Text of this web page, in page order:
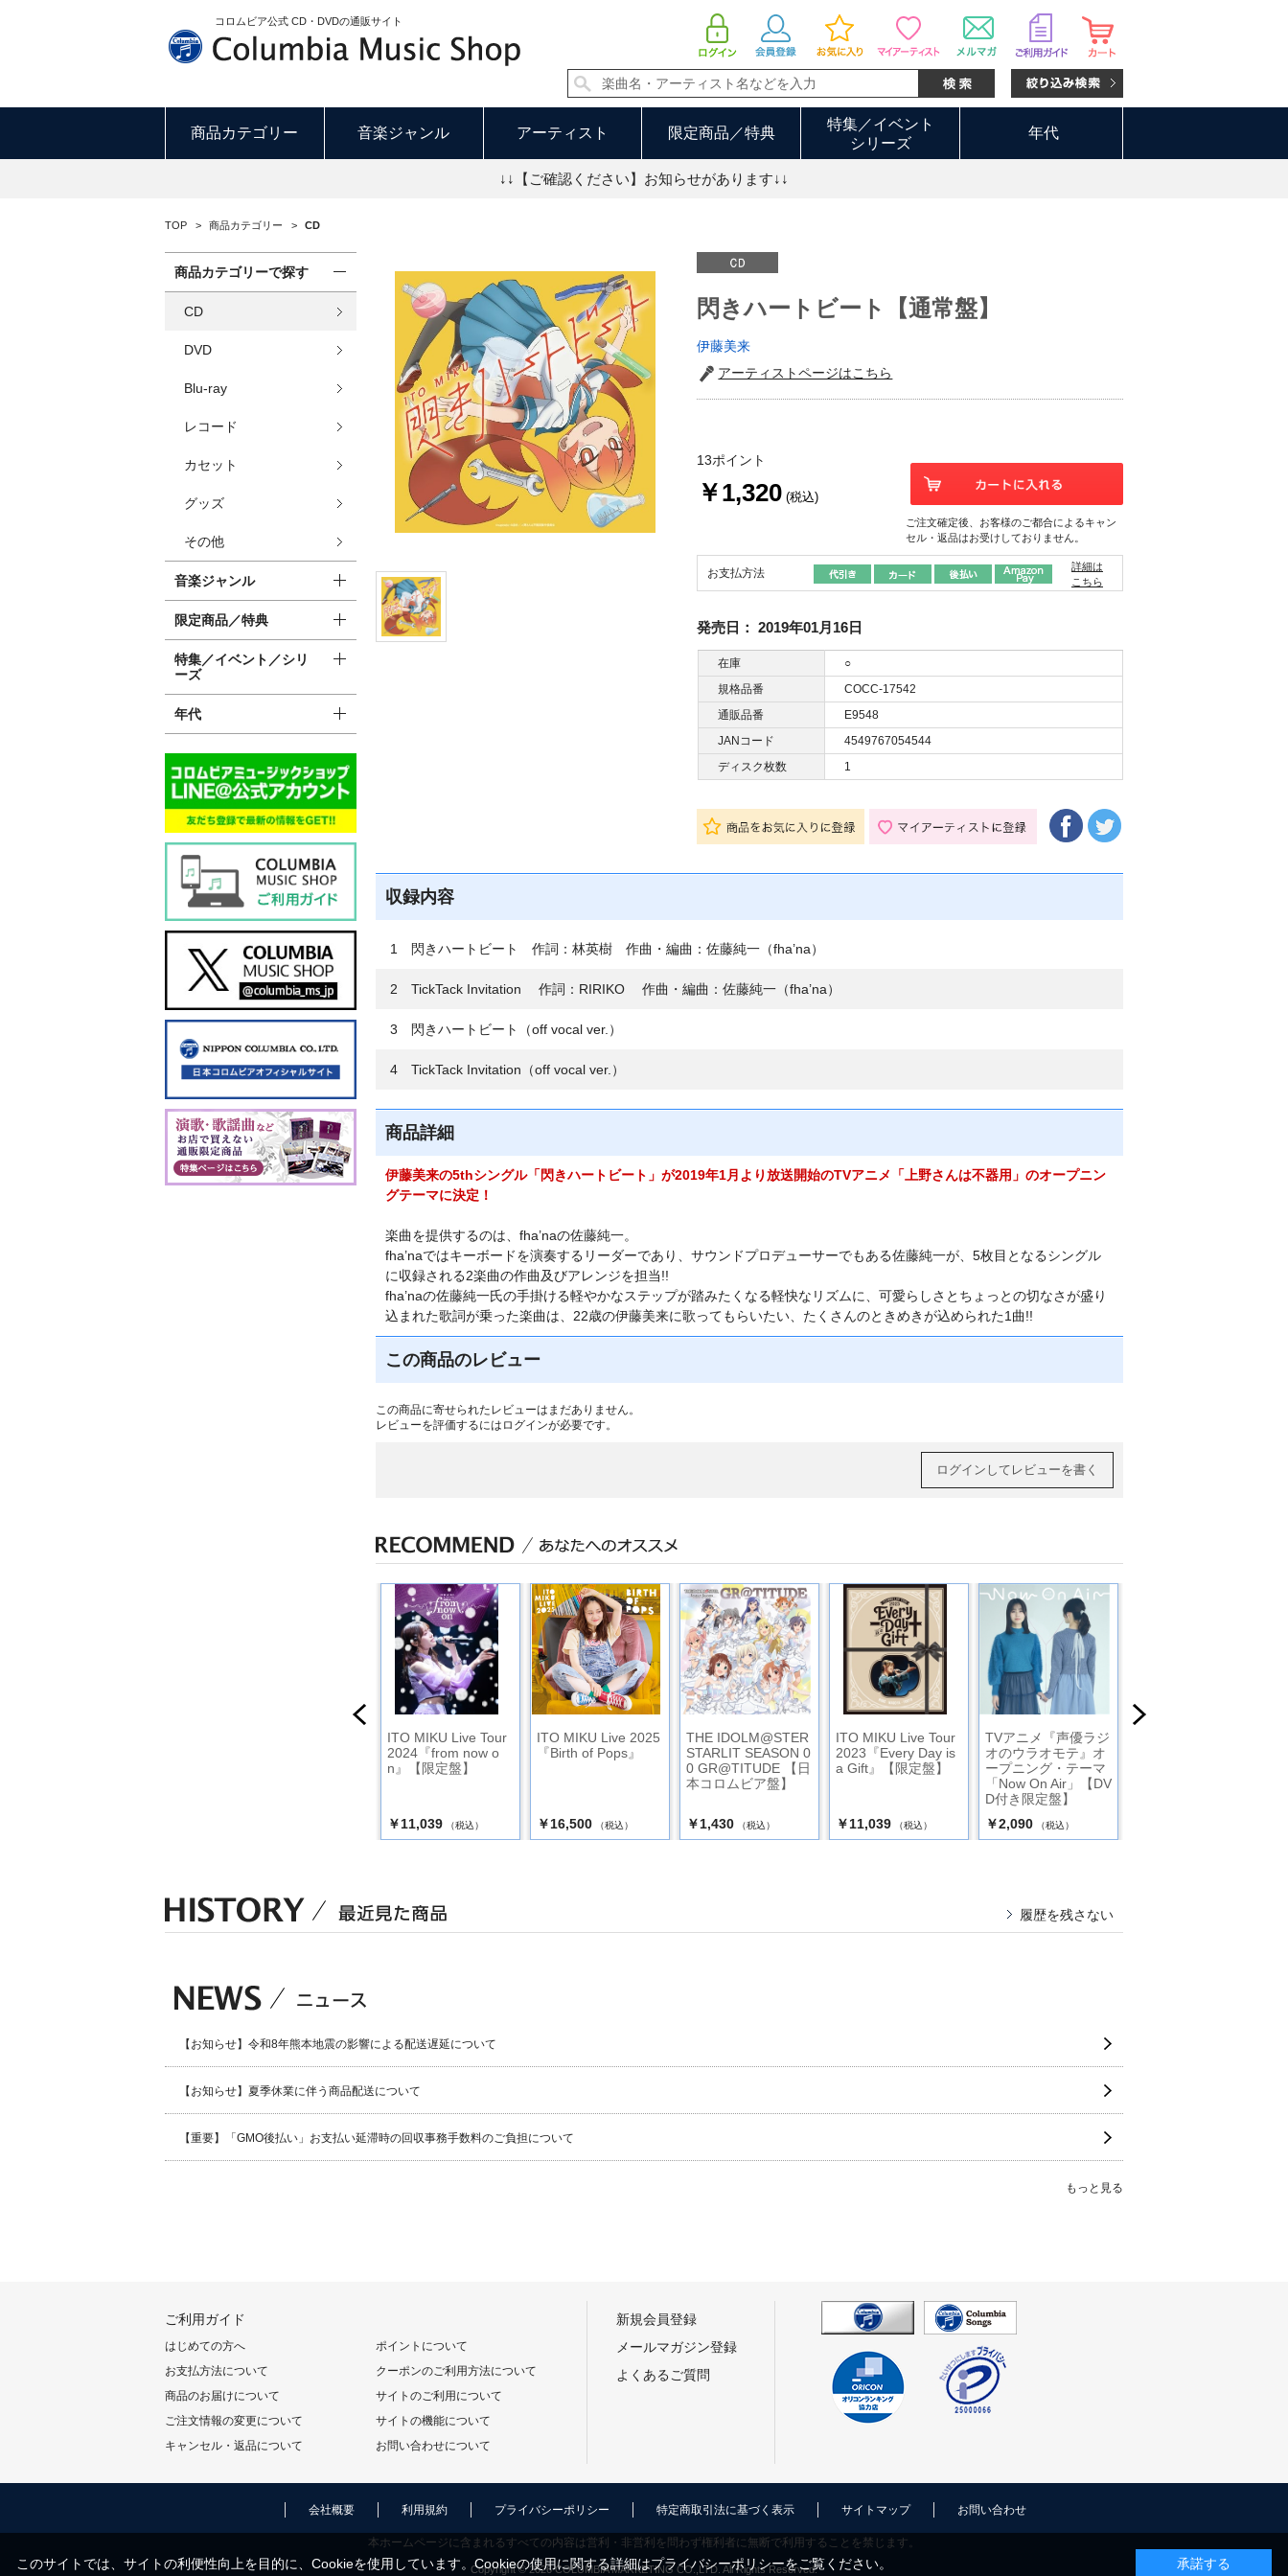
コロムビア公式 CD・DVDの通販サイト
商品カテゴリー 音楽ジャンル アーティスト 限定商品／特典
特集／イベント
シリーズ
年代
↓↓【ご確認ください】お知らせがあります↓↓
TOP > 商品カテゴリー > CD
閃きハートビート【通常盤】
伊藤美来
アーティストページはこちら
13ポイント
￥1,320 (税込)
ご注文確定後、お客様のご都合によるキャン
セル・返品はお受けしておりません。
お支払方法
詳細は
こちら
発売日： 2019年01月16日
在庫
○
規格品番
COCC-17542
通販品番
E9548
JANコード
4549767054544
ディスク枚数
1
収録内容
1 閃きハートビート 作詞：林英樹 作曲・編曲：佐藤純一（fha’na）
2 TickTack Invitation 作詞：RIRIKO 作曲・編曲：佐藤純一（fha’na）
3 閃きハートビート（off vocal ver.）
4 TickTack Invitation（off vocal ver.）
商品詳細
伊藤美来の5thシングル「閃きハートビート」が2019年1月より放送開始のTVアニメ「上野さんは不器用」のオープニン
グテーマに決定！
楽曲を提供するのは、fha’naの佐藤純一。
fha’naではキーボードを演奏するリーダーであり、サウンドプロデューサーでもある佐藤純一が、5枚目となるシングル
に収録される2楽曲の作曲及びアレンジを担当!!
fha’naの佐藤純一氏の手掛ける軽やかなステップが踏みたくなる軽快なリズムに、可愛らしさとちょっとの切なさが盛り
込まれた歌詞が乗った楽曲は、22歳の伊藤美来に歌ってもらいたい、たくさんのときめきが込められた1曲!!
この商品のレビュー
この商品に寄せられたレビューはまだありません。
レビューを評価するには ログインが必要です。
ログインしてレビューを書く
ITO MIKU Live Tour
2024『from now o
n』【限定盤】
￥11,039 （税込）
ITO MIKU Live 2025
『Birth of Pops』
￥16,500 （税込）
THE IDOLM@STER
STARLIT SEASON 0
0 GR@TITUDE 【日
本コロムビア盤】
￥1,430 （税込）
ITO MIKU Live Tour
2023『Every Day is
a Gift』【限定盤】
￥11,039 （税込）
TVアニメ『声優ラジ
オのウラオモテ』オ
ープニング・テーマ
「Now On Air」【DV
D付き限定盤】
￥2,090
（税込）
商品カテゴリーで探す
CD
DVD
Blu-ray
レコード
カセット
グッズ
その他
音楽ジャンル
限定商品／特典
特集／イベント／シリ
ーズ
年代
履歴を残さない
【お知らせ】令和8年熊本地震の影響による配送遅延について
【お知らせ】夏季休業に伴う商品配送について
【重要】「GMO後払い」お支払い延滞時の回収事務手数料のご負担について
もっと見る
ご利用ガイド
はじめての方へ
お支払方法について
商品のお届けについて
ご注文情報の変更について
キャンセル・返品について
ポイントについて
クーポンのご利用方法について
サイトのご利用について
サイトの機能について
お問い合わせについて
新規会員登録
メールマガジン登録
よくあるご質問
会社概要 利用規約 プライバシーポリシー 特定商取引法に基づく表示 サイトマップ お問い合わせ
本ホームページに含まれるすべての内容は営利・非営利を問わず権利者に無断で利用することを禁じます。
Copyright © 2026 COLUMBIA MARKETING CO.,LTD. All Rights Reserved.
このサイトでは、サイトの利便性向上を目的に、Cookieを使用しています。Cookieの使用に関する詳細はプライバシーポリシーをご覧ください。 承諾する